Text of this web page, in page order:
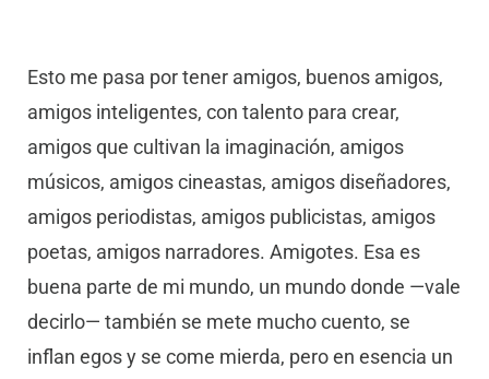
Esto me pasa por tener amigos, buenos amigos,
amigos inteligentes, con talento para crear,
amigos que cultivan la imaginación, amigos
músicos, amigos cineastas, amigos diseñadores,
amigos periodistas, amigos publicistas, amigos
poetas, amigos narradores. Amigotes. Esa es
buena parte de mi mundo, un mundo donde —vale
decirlo— también se mete mucho cuento, se
inflan egos y se come mierda, pero en esencia un